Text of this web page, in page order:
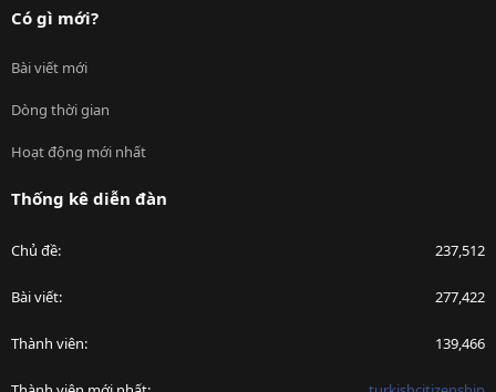
Có gì mới?
Bài viết mới
Dòng thời gian
Hoạt động mới nhất
Thống kê diễn đàn
Chủ đề 237,512
Bài viết 277,422
Thành viên 139,466